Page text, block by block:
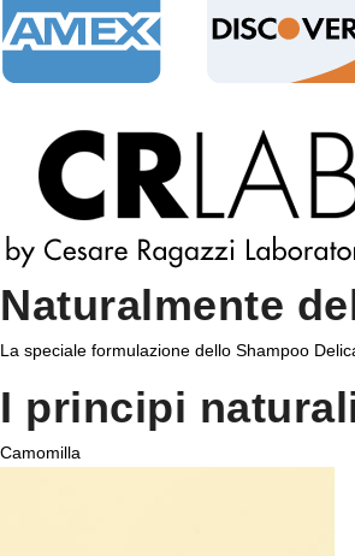
Naturalmente
La speciale formulazione dello Shampoo
I principi
Camomilla